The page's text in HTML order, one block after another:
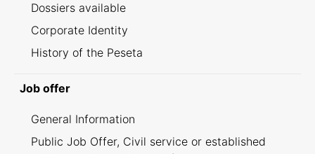
Dossiers available
Corporate Identity
History of the Peseta
Job offer
General Information
Public Job Offer, Civil service or established